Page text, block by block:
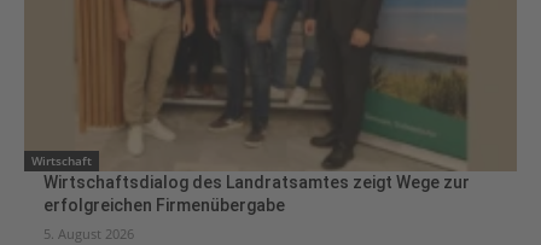
Wirtschaft
Wirtschaftsdialog des Landratsamtes zeigt Wege zur
erfolgreichen Firmenübergabe
5. August 2026